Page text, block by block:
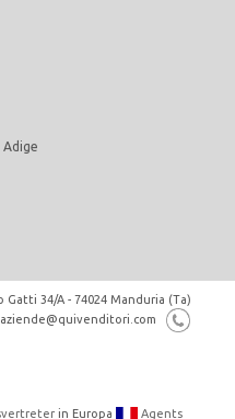
34/A - 74024 Manduria (Ta)
aziende@quivenditori.com
in Europa Agents